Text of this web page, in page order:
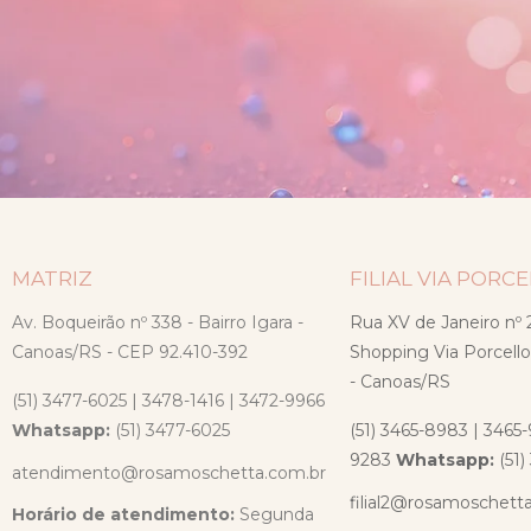
MATRIZ
Av. Boqueirão nº 338 - Bairro Igara -
Canoas/RS - CEP 92.410-392
(51) 3477-6025 | 3478-1416 | 3472-9966
Whatsapp: (51) 3477-6025
atendimento@rosamoschetta.com.br
Horário de atendimento: Segunda
FILIAL VIA
Rua XV de Janeiro nº
Shopping Via
- Canoas/RS
(51) 3465-8983 |
9283 Whatsapp: